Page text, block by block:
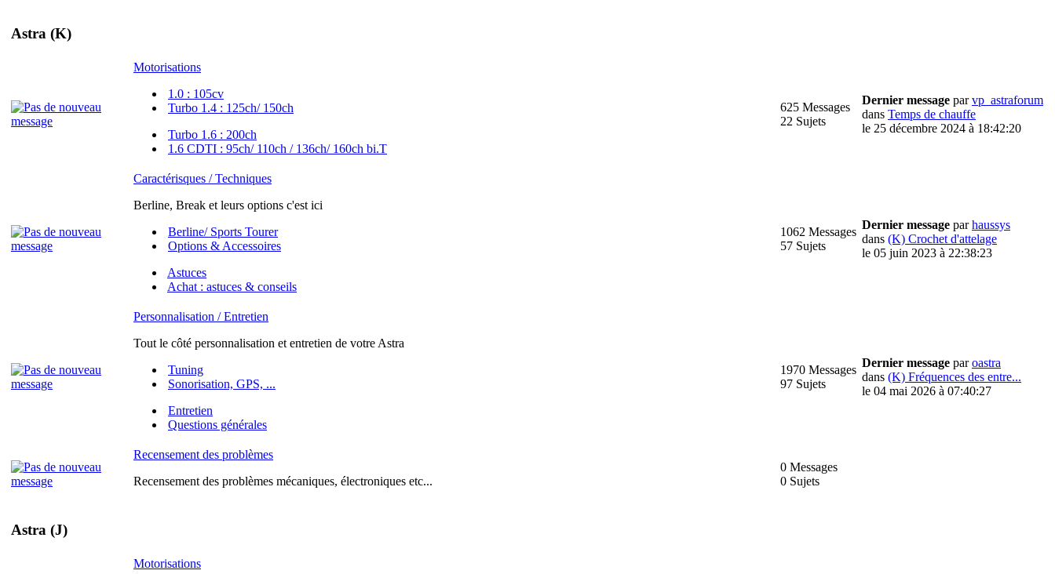
Astra (K)
Motorisations
1.0 : 105cv
Turbo 1.4 : 125ch/ 150ch
Turbo 1.6 : 200ch
1.6 CDTI : 95ch/ 110ch / 136ch/ 160ch bi.T
625 Messages
22 Sujets
Dernier message parvp_astraforum
dans Temps de chauffe
le 25 décembre 2024 à 18:42:20
Caractérisques / Techniques
Berline, Break et leurs options c'est ici
Berline/ Sports Tourer
Options & Accessoires
Astuces
Achat : astuces & conseils
1062 Messages
57 Sujets
Dernier message parhaussys
dans (K) Crochet d'attelage
le 05 juin 2023 à 22:38:23
Personnalisation / Entretien
Tout le côté personnalisation et entretien de votre Astra
Tuning
Sonorisation, GPS, ...
Entretien
Questions générales
1970 Messages
97 Sujets
Dernier message paroastra
dans (K) Fréquences des entre...
le 04 mai 2026 à 07:40:27
Recensement des problèmes
Recensement des problèmes mécaniques, électroniques etc...
0 Messages
0 Sujets
Astra (J)
Motorisations